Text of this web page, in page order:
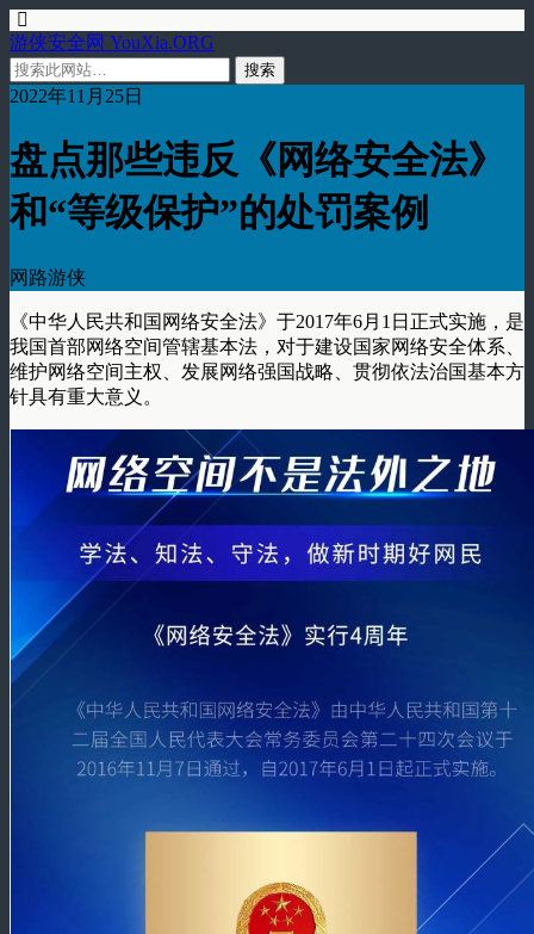
游侠安全网 YouXia.ORG
2022年11月25日
盘点那些违反《网络安全法》
和“等级保护”的处罚案例
网路游侠
《中华人民共和国网络安全法》于2017年6月1日正式实施，是
我国首部网络空间管辖基本法，对于建设国家网络安全体系、
维护网络空间主权、发展网络强国战略、贯彻依法治国基本方
针具有重大意义。